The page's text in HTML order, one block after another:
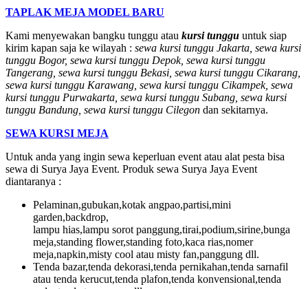
TAPLAK MEJA MODEL BARU
Kami menyewakan bangku tunggu atau kursi tunggu untuk siap
kirim kapan saja ke wilayah : sewa kursi tunggu Jakarta, sewa kursi
tunggu Bogor, sewa kursi tunggu Depok, sewa kursi tunggu
Tangerang, sewa kursi tunggu Bekasi, sewa kursi tunggu Cikarang,
sewa kursi tunggu Karawang, sewa kursi tunggu Cikampek, sewa
kursi tunggu Purwakarta, sewa kursi tunggu Subang, sewa kursi
tunggu Bandung, sewa kursi tunggu Cilegon dan sekitarnya.
SEWA KURSI MEJA
Untuk anda yang ingin sewa keperluan event atau alat pesta bisa
sewa di Surya Jaya Event. Produk sewa Surya Jaya Event
diantaranya :
Pelaminan,gubukan,kotak angpao,partisi,mini
garden,backdrop,
lampu hias,lampu sorot panggung,tirai,podium,sirine,bunga
meja,standing flower,standing foto,kaca rias,nomer
meja,napkin,misty cool atau misty fan,panggung dll.
Tenda bazar,tenda dekorasi,tenda pernikahan,tenda sarnafil
atau tenda kerucut,tenda plafon,tenda konvensional,tenda